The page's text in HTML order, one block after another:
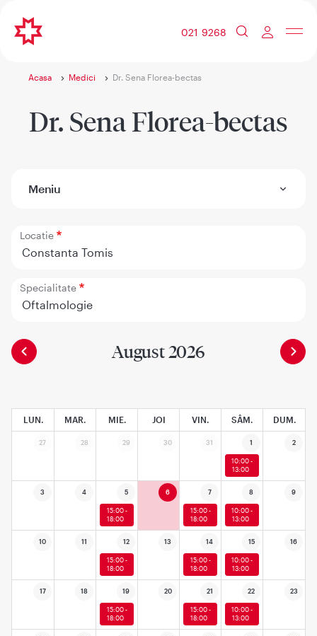
021 9268
Acasa Medici Dr. Sena Florea-bectas
Dr. Sena Florea-bectas
Meniu
Locatie
Constanta Tomis
Specialitate
Oftalmologie
August 2026
LUN. MAR. MIE. JOI VIN. SÂM. DUM.
27 28 29 30 31 1 2
10:00 -
13:00
3 4 5 6 7 8 9
15:00 -
18:00
15:00 -
18:00
10:00 -
13:00
10 11 12 13 14 15 16
15:00 -
18:00
15:00 -
18:00
10:00 -
13:00
17 18 19 20 21 22 23
15:00 -
18:00
15:00 -
18:00
10:00 -
13:00